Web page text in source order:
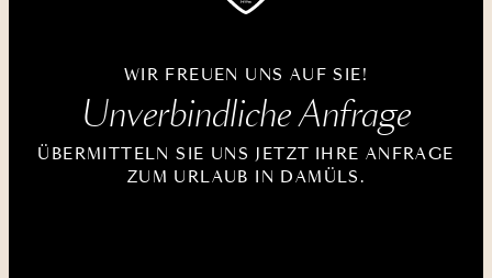
WIR FREUEN UNS AUF SIE!
Unverbindliche Anfrage
ÜBERMITTELN SIE UNS JETZT IHRE ANFRAGE
ZUM URLAUB IN DAMÜLS.